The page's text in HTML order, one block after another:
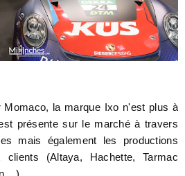
Momaco, la marque Ixo n'est plus à
présente sur le marché à travers
mais également les productions
(Altaya, Hachette, Tarmac
...).